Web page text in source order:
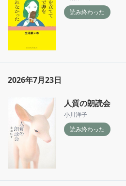
読み終わった
2026年7月23日
人質の朗読会
小川洋子
読み終わった